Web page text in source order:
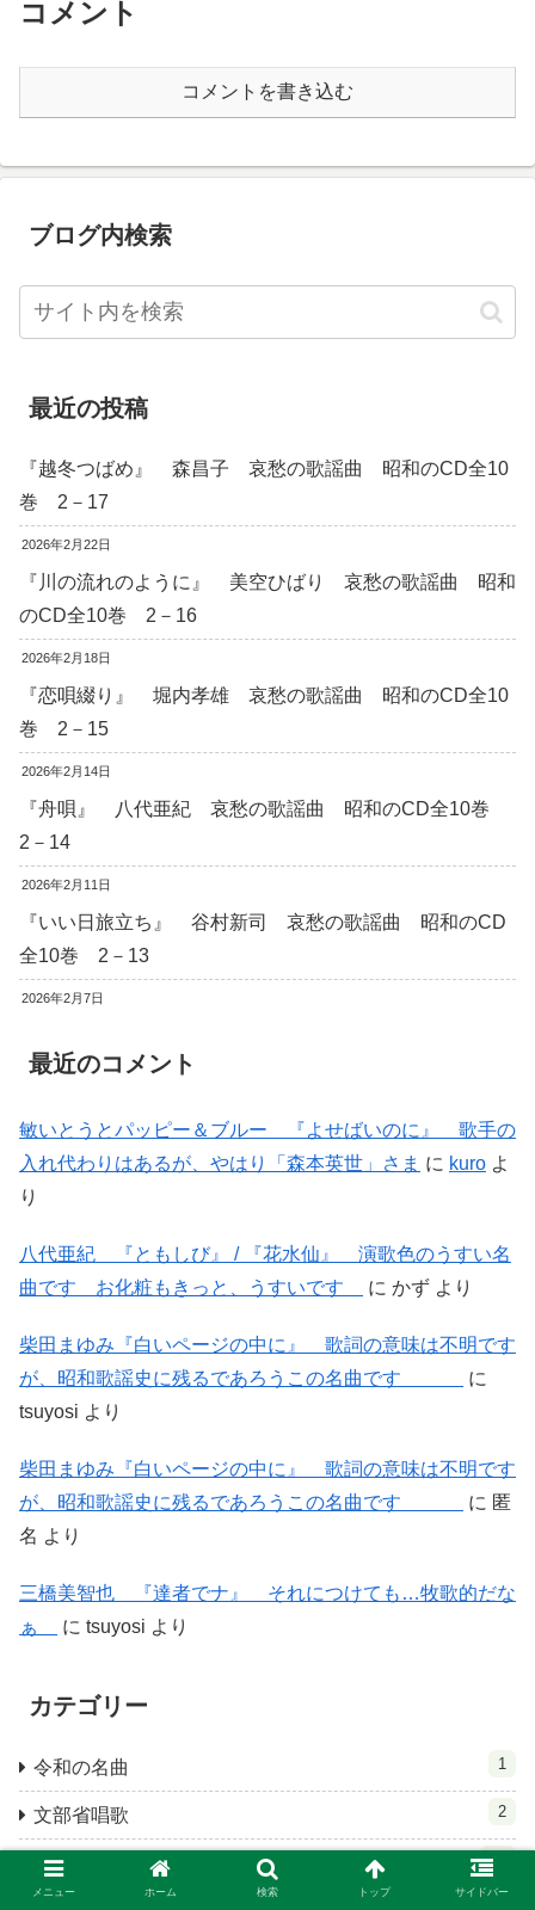
コメント
コメントを書き込む
ブログ内検索
最近の投稿
『越冬つばめ』 森昌子 哀愁の歌謡曲 昭和のCD全10
巻 2－17
2026年2月22日
『川の流れのように』 美空ひばり 哀愁の歌謡曲 昭和
のCD全10巻 2－16
2026年2月18日
『恋唄綴り』 堀内孝雄 哀愁の歌謡曲 昭和のCD全10
巻 2－15
2026年2月14日
『舟唄』 八代亜紀 哀愁の歌謡曲 昭和のCD全10巻
2－14
2026年2月11日
『いい日旅立ち』 谷村新司 哀愁の歌謡曲 昭和のCD
全10巻 2－13
2026年2月7日
最近のコメント
敏いとうとパッピー＆ブルー 『よせばいのに』 歌手の
入れ代わりはあるが、やはり「森本英世」さま に kuro よ
り
八代亜紀 『ともしび』 / 『花水仙』 演歌色のうすい名
曲です お化粧もきっと、うすいです
に かず より
柴田まゆみ『白いページの中に』 歌詞の意味は不明です
が、昭和歌謡史に残るであろうこの名曲です
に
tsuyosi より
柴田まゆみ『白いページの中に』 歌詞の意味は不明です
が、昭和歌謡史に残るであろうこの名曲です
に 匿
名 より
三橋美智也 『達者でナ』 それにつけても…牧歌的だな
ぁ
に tsuyosi より
カテゴリー
令和の名曲 1
文部省唱歌 2
昭和の名曲 60年代まで 19
メニュー ホーム 検索 トップ サイドバー